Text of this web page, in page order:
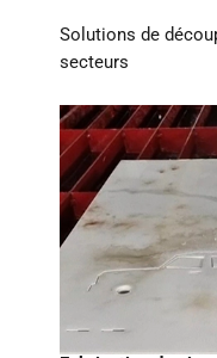
Solutions de
secteurs